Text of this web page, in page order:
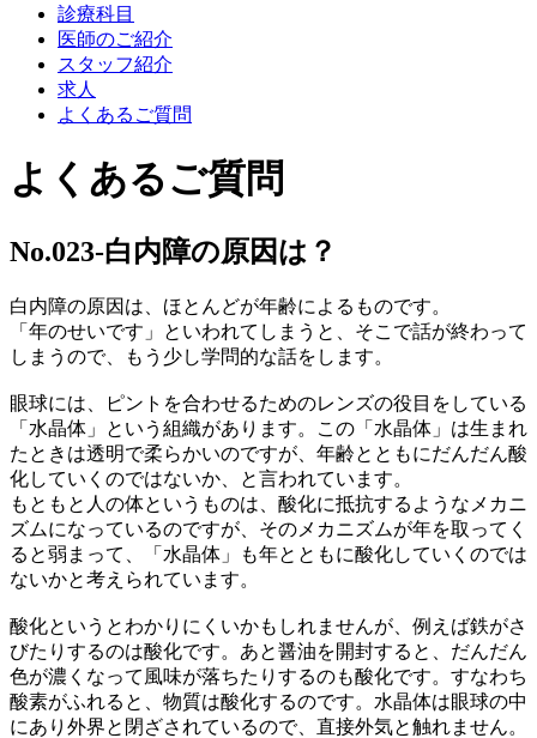
診療科目
医師のご紹介
スタッフ紹介
求人
よくあるご質問
よくあるご質問
No.023-白内障の原因は？
白内障の原因は、ほとんどが年齢によるものです。
「年のせいです」といわれてしまうと、そこで話が終わって
しまうので、もう少し学問的な話をします。
眼球には、ピントを合わせるためのレンズの役目をしている
「水晶体」という組織があります。この「水晶体」は生まれ
たときは透明で柔らかいのですが、年齢とともにだんだん酸
化していくのではないか、と言われています。
もともと人の体というものは、酸化に抵抗するようなメカニ
ズムになっているのですが、そのメカニズムが年を取ってく
ると弱まって、「水晶体」も年とともに酸化していくのでは
ないかと考えられています。
酸化というとわかりにくいかもしれませんが、例えば鉄がさ
びたりするのは酸化です。あと醤油を開封すると、だんだん
色が濃くなって風味が落ちたりするのも酸化です。すなわち
酸素がふれると、物質は酸化するのです。水晶体は眼球の中
にあり外界と閉ざされているので、直接外気と触れません。